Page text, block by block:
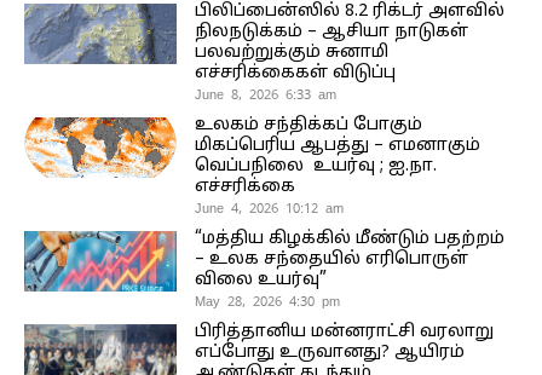
பிலிப்பைன்ஸில் 8.2 ரிக்டர் அளவில்
நிலநடுக்கம் – ஆசியா நாடுகள்
பலவற்றுக்கும் சுனாமி
எச்சரிக்கைகள் விடுப்பு
June 8, 2026 6:33 am
உலகம் சந்திக்கப் போகும்
மிகப்பெரிய ஆபத்து – எமனாகும்
வெப்பநிலை உயர்வு ; ஐ.நா.
எச்சரிக்கை
June 4, 2026 10:12 am
“மத்திய கிழக்கில் மீண்டும் பதற்றம்
– உலக சந்தையில் எரிபொருள்
விலை உயர்வு”
May 28, 2026 4:30 pm
பிரித்தானிய மன்னராட்சி வரலாறு
எப்போது உருவானது? ஆயிரம்